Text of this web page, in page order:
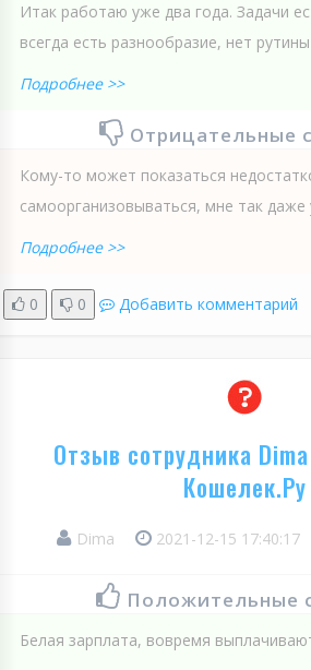
Итак работаю уже два года. Задачи
всегда есть разнообразие, нет
Подробнее >>
Отрицательные
Кому-то может показаться
самоорганизовываться, мне так даже
Подробнее >>
0 0 Добавить комментарий
Отзыв сотрудника
Кошелек.Ру
Dima 2021-12-15 17:40:17
Положительные
Белая зарплата, вовремя